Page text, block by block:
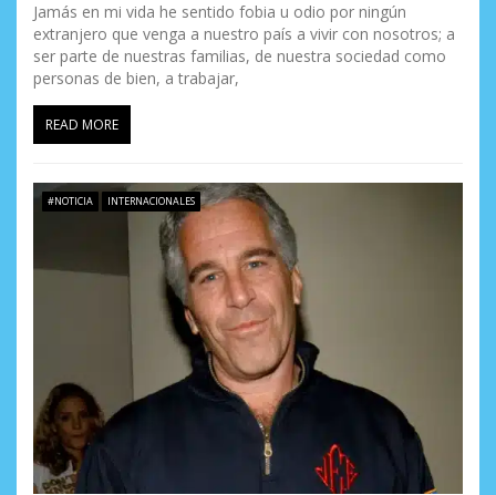
Jamás en mi vida he sentido fobia u odio por ningún
extranjero que venga a nuestro país a vivir con nosotros; a
ser parte de nuestras familias, de nuestra sociedad como
personas de bien, a trabajar,
READ MORE
#NOTICIA INTERNACIONALES